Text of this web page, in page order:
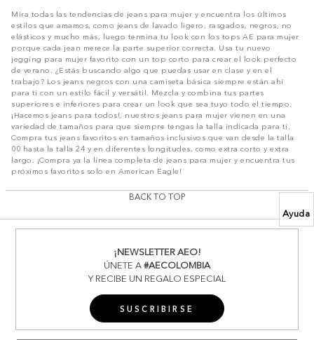
Ayuda
Mira todas las tendencias de jeans para mujer y encuentra los últimos
estilos que amamos, como jeans de lavado ligero, rasgados, negros, no
elásticos y mucho más, luego termina tu look con los tops AE para mujer
porque cada jean merece la parte superior correcta. Usa tu nuevo
jegging para mujer favorito con un top corto para crear el look perfecto
de verano. ¿Estás buscando algo que puedas usar en clase y en el
trabajo? Los jeans negros con una camiseta básica siempre están ahí
para ti con un estilo fácil y versátil. Mezcla y combina tus partes
superiores e inferiores para crear un look que sea tuyo todo el tiempo.
¡Hacemos jeans para todos!, nuestros jeans para mujer vienen en una
variedad de tamaños para que siempre tengas la talla indicada para ti.
Compra tus jeans favoritos en tamaños inclusivos que van desde la talla
00 hasta la talla 24 y en diferentes longitudes, como extra corto y extra
largo. ¡Compra ya la línea completa de jeans para mujer y encuentra tus
próximos favoritos solo en American Eagle!
BACK TO TOP
¡NEWSLETTER AEO!
ÚNETE A#AECOLOMBIA
Y RECIBE UN REGALO ESPECIAL
SUSCRIBIRSE